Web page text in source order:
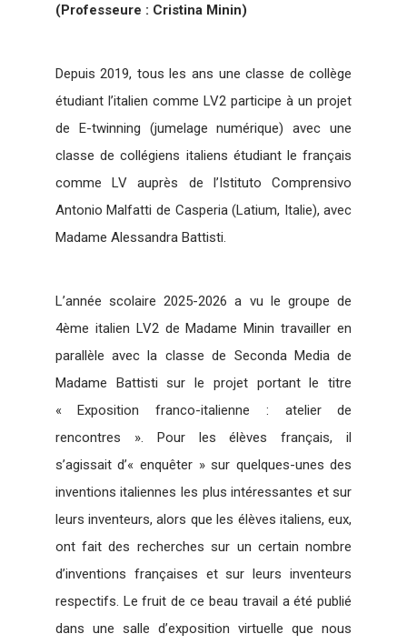
(Professeure : Cristina Minin)
Depuis 2019, tous les ans une classe de collège
étudiant l’italien comme LV2 participe à un projet
de E-twinning (jumelage numérique) avec une
classe de collégiens italiens étudiant le français
comme LV auprès de l’Istituto Comprensivo
Antonio Malfatti de Casperia (Latium, Italie), avec
Madame Alessandra Battisti.
L’année scolaire 2025-2026 a vu le groupe de
4ème italien LV2 de Madame Minin travailler en
parallèle avec la classe de Seconda Media de
Madame Battisti sur le projet portant le titre
« Exposition franco-italienne : atelier de
rencontres ». Pour les élèves français, il
s’agissait d’« enquêter » sur quelques-unes des
inventions italiennes les plus intéressantes et sur
leurs inventeurs, alors que les élèves italiens, eux,
ont fait des recherches sur un certain nombre
d’inventions françaises et sur leurs inventeurs
respectifs. Le fruit de ce beau travail a été publié
dans une salle d’exposition virtuelle que nous